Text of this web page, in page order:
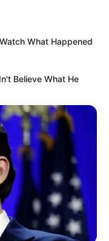
What Happened
Believe What He